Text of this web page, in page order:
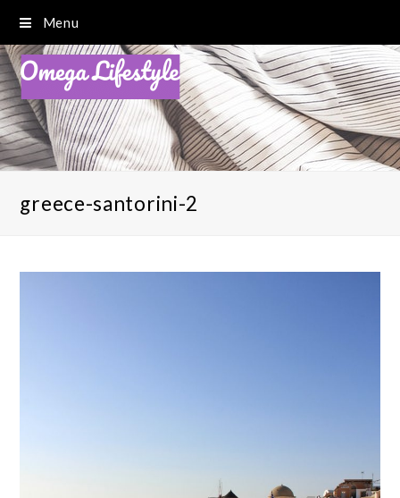
Menu
greece-santorini-2